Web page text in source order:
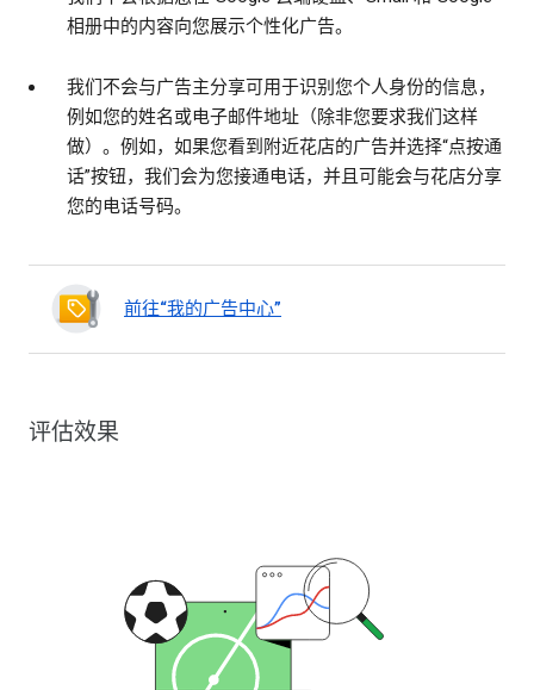
相册中的内容向您展示个性化广告。
我们不会与广告主分享可用于识别您个人身份的信息，
例如您的姓名或电子邮件地址（除非您要求我们这样
做）。例如，如果您看到附近花店的广告并选择“点按通
话”按钮，我们会为您接通电话，并且可能会与花店分享
您的电话号码。
前往“我的广告中心”
评估效果